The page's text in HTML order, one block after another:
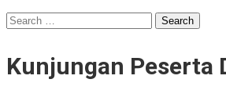
Search
for:
Kunjungan Peserta